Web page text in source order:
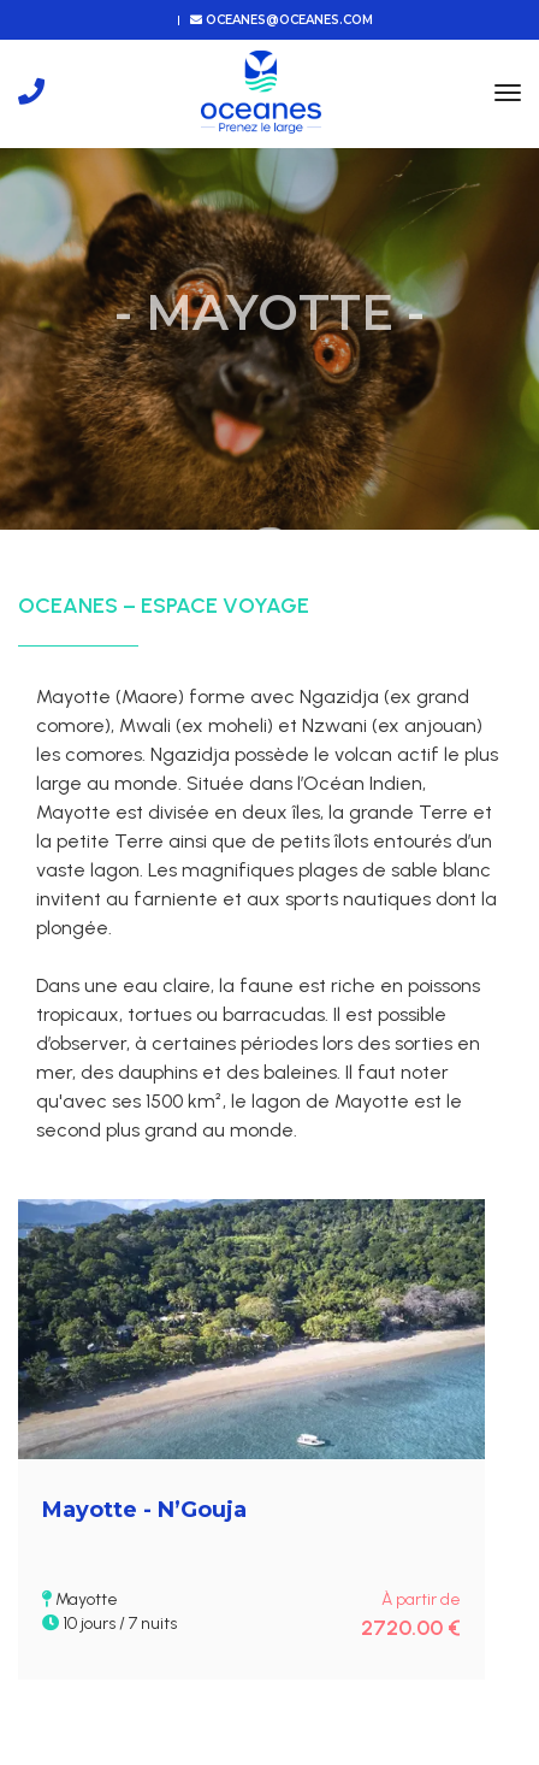
OCEANES@OCEANES.COM
- MAYOTTE -
OCEANES – ESPACE VOYAGE
Mayotte (Maore) forme avec Ngazidja (ex grand
comore), Mwali (ex moheli) et Nzwani (ex anjouan)
les comores. Ngazidja possède le volcan actif le plus
large au monde. Située dans l’Océan Indien,
Mayotte est divisée en deux îles, la grande Terre et
la petite Terre ainsi que de petits îlots entourés d’un
vaste lagon. Les magnifiques plages de sable blanc
invitent au farniente et aux sports nautiques dont la
plongée.
Dans une eau claire, la faune est riche en poissons
tropicaux, tortues ou barracudas. Il est possible
d’observer, à certaines périodes lors des sorties en
mer, des dauphins et des baleines. Il faut noter
qu'avec ses 1500 km², le lagon de Mayotte est le
second plus grand au monde.
Mayotte - N’Gouja
Mayotte
10 jours / 7 nuits
À partir de
2720.00 €